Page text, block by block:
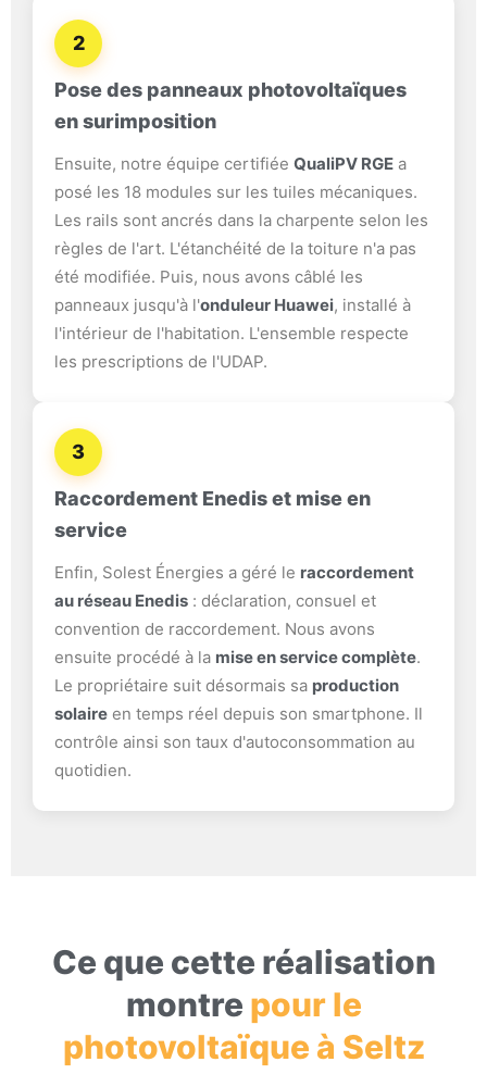
2
Pose des panneaux photovoltaïques
en surimposition
Ensuite, notre équipe certifiée QualiPV RGE a
posé les 18 modules sur les tuiles mécaniques.
Les rails sont ancrés dans la charpente selon les
règles de l'art. L'étanchéité de la toiture n'a pas
été modifiée. Puis, nous avons câblé les
panneaux jusqu'à l'onduleur Huawei, installé à
l'intérieur de l'habitation. L'ensemble respecte
les prescriptions de l'UDAP.
3
Raccordement Enedis et mise en
service
Enfin, Solest Énergies a géré le raccordement
au réseau Enedis : déclaration, consuel et
convention de raccordement. Nous avons
ensuite procédé à la mise en service complète.
Le propriétaire suit désormais sa production
solaire en temps réel depuis son smartphone. Il
contrôle ainsi son taux d'autoconsommation au
quotidien.
Ce que cette réalisation
montre pour le
photovoltaïque à Seltz